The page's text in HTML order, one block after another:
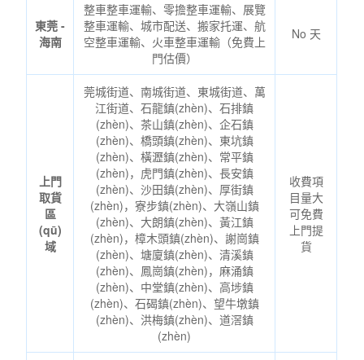
東莞 -
海南
整車整車運輸、零擔整車運輸、展覽
整車運輸、城市配送、搬家托運、航
空整車運輸、火車整車運輸（免費上
門估價）
No 天
上門
取貨
區
(qū)
域
莞城街道、南城街道、東城街道、萬
江街道、石龍鎮(zhèn)、石排鎮
(zhèn)、茶山鎮(zhèn)、企石鎮
(zhèn)、橋頭鎮(zhèn)、東坑鎮
(zhèn)、橫瀝鎮(zhèn)、常平鎮
(zhèn)，虎門鎮(zhèn)、長安鎮
(zhèn)、沙田鎮(zhèn)、厚街鎮
(zhèn)，寮步鎮(zhèn)、大嶺山鎮
(zhèn)、大朗鎮(zhèn)、黃江鎮
(zhèn)，樟木頭鎮(zhèn)、謝崗鎮
(zhèn)、塘廈鎮(zhèn)、清溪鎮
(zhèn)、鳳崗鎮(zhèn)，麻涌鎮
(zhèn)、中堂鎮(zhèn)、高埗鎮
(zhèn)、石碣鎮(zhèn)、望牛墩鎮
(zhèn)、洪梅鎮(zhèn)、道滘鎮
(zhèn)
收費項
目量大
可免費
上門提
貨